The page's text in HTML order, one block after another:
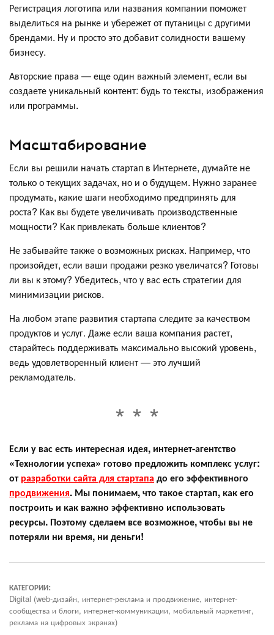
Регистрация логотипа или названия компании поможет
выделиться на рынке и убережет от путаницы с другими
брендами. Ну и просто это добавит солидности вашему
бизнесу.
Авторские права — еще один важный элемент, если вы
создаете уникальный контент: будь то тексты, изображения
или программы.
Масштабирование
Если вы решили начать стартап в Интернете, думайте не
только о текущих задачах, но и о будущем. Нужно заранее
продумать, какие шаги необходимо предпринять для
роста? Как вы будете увеличивать производственные
мощности? Как привлекать больше клиентов?
Не забывайте также о возможных рисках. Например, что
произойдет, если ваши продажи резко увеличатся? Готовы
ли вы к этому? Убедитесь, что у вас есть стратегии для
минимизации рисков.
На любом этапе развития стартапа следите за качеством
продуктов и услуг. Даже если ваша компания растет,
старайтесь поддерживать максимально высокий уровень,
ведь удовлетворенный клиент — это лучший
рекламодатель.
Если у вас есть интересная идея, интернет-агентство
«Технологии успеха» готово предложить комплекс услуг:
отразработки сайта для стартапа до его эффективного
продвижения. Мы понимаем, что такое стартап, как его
построить и как важно эффективно использовать
ресурсы. Поэтому сделаем все возможное, чтобы вы не
потеряли ни время, ни деньги!
КАТЕГОРИИ:
Digital (web-дизайн, интернет-реклама и продвижение, интернет-
сообщества и блоги, интернет-коммуникации, мобильный маркетинг,
реклама на цифровых экранах)